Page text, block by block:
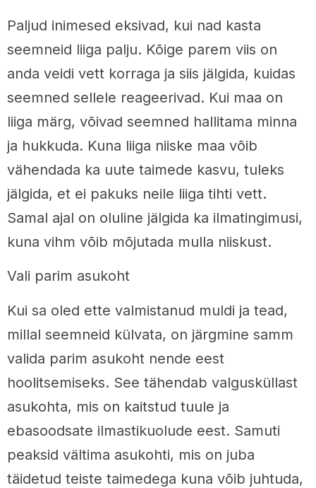
Paljud inimesed eksivad, kui nad kasta
seemneid liiga palju. Kõige parem viis on
anda veidi vett korraga ja siis jälgida, kuidas
seemned sellele reageerivad. Kui maa on
liiga märg, võivad seemned hallitama minna
ja hukkuda. Kuna liiga niiske maa võib
vähendada ka uute taimede kasvu, tuleks
jälgida, et ei pakuks neile liiga tihti vett.
Samal ajal on oluline jälgida ka ilmatingimusi,
kuna vihm võib mõjutada mulla niiskust.
Vali parim asukoht
Kui sa oled ette valmistanud muldi ja tead,
millal seemneid külvata, on järgmine samm
valida parim asukoht nende eest
hoolitsemiseks. See tähendab valgusküllast
asukohta, mis on kaitstud tuule ja
ebasoodsate ilmastikuolude eest. Samuti
peaksid vältima asukohti, mis on juba
täidetud teiste taimedega kuna võib juhtuda,